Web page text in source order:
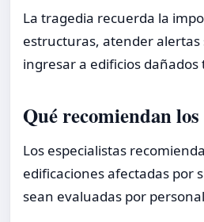
La tragedia recuerda la
estructuras, atender alertas
ingresar a edificios
Qué recomiendan
Los especialistas
edificaciones afectadas por
sean evaluadas por